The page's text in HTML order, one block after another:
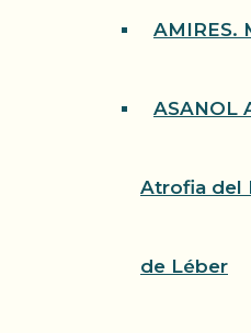
AMIRES.
ASANOL
Atrofia del
de Léber